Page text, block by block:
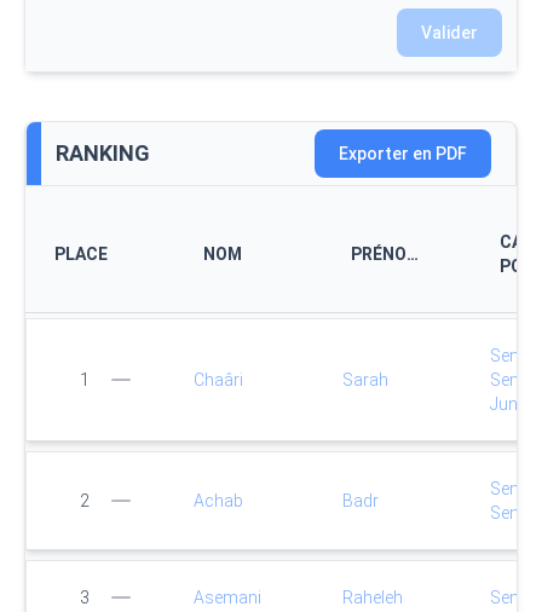
Valider
RANKING Exporter en PDF
PLACE NOM PRÉNOM
CAT.
1 Chaâri Sarah
Senior
Senior
Junior
2 Achab Badr
Senior
Senior
3 Asemani Raheleh Senior